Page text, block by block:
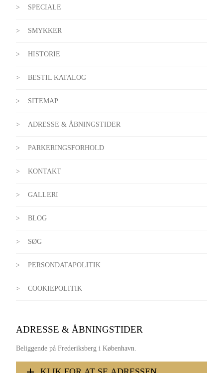
SPECIALE
SMYKKER
HISTORIE
BESTIL KATALOG
SITEMAP
ADRESSE & ÅBNINGSTIDER
PARKERINGSFORHOLD
KONTAKT
GALLERI
BLOG
SØG
PERSONDATAPOLITIK
COOKIEPOLITIK
ADRESSE & ÅBNINGSTIDER
Beliggende på Frederiksberg i København.